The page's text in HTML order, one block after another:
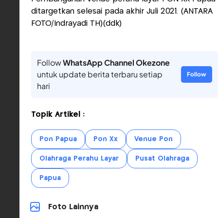
ditargetkan selesai pada akhir Juli 2021. (ANTARA
FOTO/Indrayadi TH)(ddk)
FollowWhatsApp Channel Okezone
untuk update berita terbaru setiap
hari
Follow
Topik Artikel :
Pon Papua Pon Xx Venue Pon
Olahraga Perahu Layar Pusat Olahraga
Papua
Foto Lainnya